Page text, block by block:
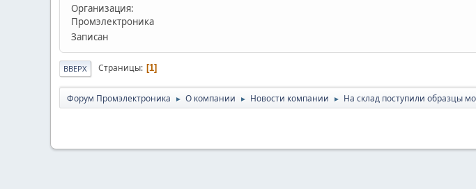
Организация:
Промэлектроника
Записан
ВВЕРХ Страницы 1
Форум Промэлектроника ► О компании ► Новости компании ► На склад поступили образцы